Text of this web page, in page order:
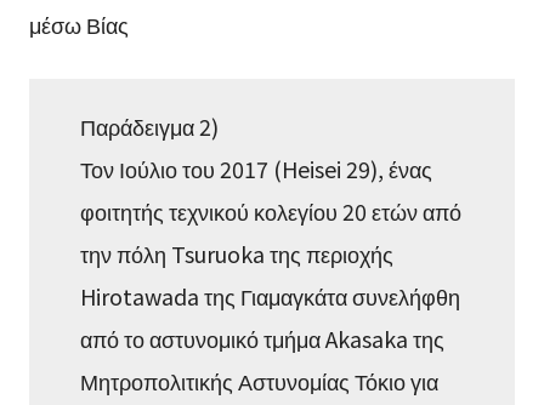
μέσω Βίας
Παράδειγμα 2)
Τον Ιούλιο του 2017 (Heisei 29), ένας
φοιτητής τεχνικού κολεγίου 20 ετών από
την πόλη Tsuruoka της περιοχής
Hirotawada της Γιαμαγκάτα συνελήφθη
από το αστυνομικό τμήμα Akasaka της
Μητροπολιτικής Αστυνομίας Τόκιο για